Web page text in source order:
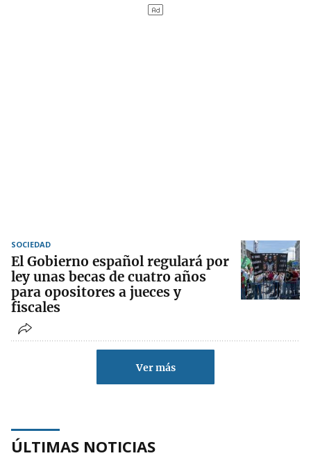
SOCIEDAD
El Gobierno español regulará por
ley unas becas de cuatro años
para opositores a jueces y
fiscales
Ver más
ÚLTIMAS NOTICIAS